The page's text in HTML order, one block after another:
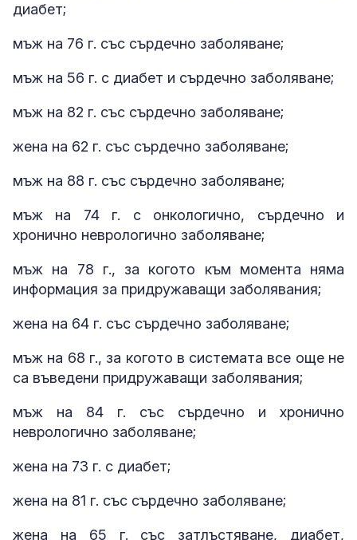
диабет;
мъж на 76 г. със сърдечно заболяване;
мъж на 56 г. с диабет и сърдечно заболяване;
мъж на 82 г. със сърдечно заболяване;
жена на 62 г. със сърдечно заболяване;
мъж на 88 г. със сърдечно заболяване;
мъж на 74 г. с онкологично, сърдечно и
хронично неврологично заболяване;
мъж на 78 г., за когото към момента няма
информация за придружаващи заболявания;
жена на 64 г. със сърдечно заболяване;
мъж на 68 г., за когото в системата все още не
са въведени придружаващи заболявания;
мъж на 84 г. със сърдечно и хронично
неврологично заболяване;
жена на 73 г. с диабет;
жена на 81 г. със сърдечно заболяване;
жена на 65 г. със затлъстяване, диабет,